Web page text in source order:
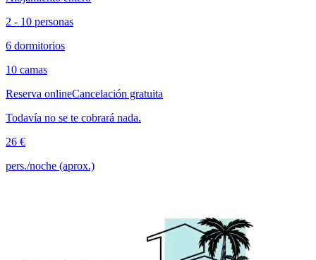
2 - 10 personas
6 dormitorios
10 camas
Reserva onlineCancelación gratuita
Todavía no se te cobrará nada.
26 €
pers./noche (aprox.)